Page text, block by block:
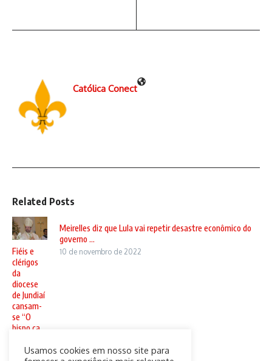
Católica Conect
Related Posts
Fiéis e
clérigos
da
diocese
de Jundiaí
cansam-
se “O
bispo ca ...
setembro
Meirelles diz que Lula vai repetir desastre econômico do
governo ...
10 de novembro de 2022
Usamos cookies em nosso site para